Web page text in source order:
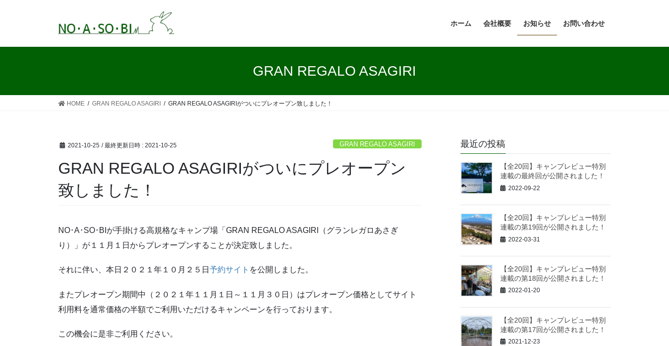
ホーム 会社概要 お知らせ お問い合わせ
GRAN REGALO ASAGIRI
HOME GRAN REGALO ASAGIRI GRAN REGALO ASAGIRIがついにプレオープン致しました！
2021-10-25 / 最終更新日時 : 2021-10-25 GRAN REGALO ASAGIRI
GRAN REGALO ASAGIRIがついにプレオープン
致しました！
NO･A･SO･BIが手掛ける高規格なキャンプ場「GRAN REGALO ASAGIRI（グランレガロあさぎ
り）」が１１月１日からプレオープンすることが決定致しました。
それに伴い、本日２０２１年１０月２５日 予約サイト を公開しました。
またプレオープン期間中（２０２１年１１月１日～１１月３０日）はプレオープン価格としてサイト
利用料を通常価格の半額でご利用いただけるキャンペーンを行っております。
この機会に是非ご利用ください。
最近の投稿
【全20回】キャンプレビュー特別
連載の最終回が公開されました！
2022-09-22
【全20回】キャンプレビュー特別
連載の第19回が公開されました！
2022-03-31
【全20回】キャンプレビュー特別
連載の第18回が公開されました！
2022-01-20
【全20回】キャンプレビュー特別
連載の第17回が公開されました！
2021-12-23